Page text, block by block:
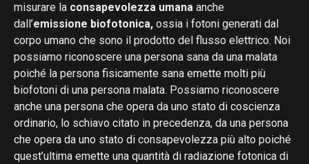
misurare la consapevolezza umana anche
dall’emissione biofotonica, ossia i fotoni generati dal
corpo umano che sono il prodotto del flusso elettrico. Noi
possiamo riconoscere una persona sana da una malata
poiché la persona fisicamente sana emette molti più
biofotoni di una persona malata. Possiamo riconoscere
anche una persona che opera da uno stato di coscienza
ordinario, lo schiavo citato in precedenza, da una persona
che opera da uno stato di consapevolezza più alto poiché
quest’ultima emette una quantità di radiazione fotonica di